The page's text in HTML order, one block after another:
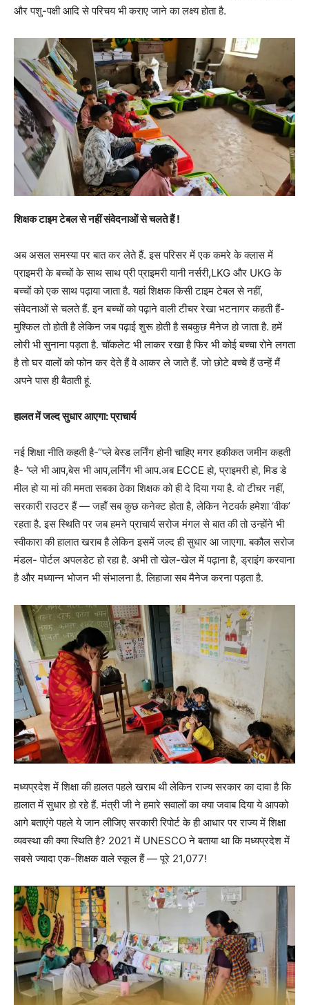
और पशु-पक्षी आदि से परिचय भी कराए जाने का लक्ष्य होता है.
शिक्षक टाइम टेबल से नहीं संवेदनाओं से चलते हैं !
अब असल समस्या पर बात कर लेते हैं. इस परिसर में एक कमरे के क्लास में
प्राइमरी के बच्चों के साथ साथ प्री प्राइमरी यानी नर्सरी,LKG और UKG के
बच्चों को एक साथ पढ़ाया जाता है. यहां शिक्षक किसी टाइम टेबल से नहीं,
संवेदनाओं से चलते हैं. इन बच्चों को पढ़ाने वाली टीचर रेखा भटनागर कहती हैं-
मुश्किल तो होती है लेकिन जब पढ़ाई शुरू होती है सबकुछ मैनेज हो जाता है. हमें
लोरी भी सुनाना पड़ता है. चॉकलेट भी लाकर रखा है फिर भी कोई बच्चा रोने लगता
है तो घर वालों को फोन कर देते हैं वे आकर ले जाते हैं. जो छोटे बच्चे हैं उन्हें मैं
अपने पास ही बैठाती हूं.
हालत में जल्द सुधार आएगा: प्राचार्य
नई शिक्षा नीति कहती है-“प्ले बेस्ड लर्निंग होनी चाहिए मगर हकीकत जमीन कहती
है- ‘प्ले भी आप,बेस भी आप,लर्निंग भी आप.अब ECCE हो, प्राइमरी हो, मिड डे
मील हो या मां की ममता सबका ठेका शिक्षक को ही दे दिया गया है. वो टीचर नहीं,
सरकारी राउटर हैं — जहाँ सब कुछ कनेक्ट होता है, लेकिन नेटवर्क हमेशा ‘वीक’
रहता है. इस स्थिति पर जब हमने प्राचार्य सरोज मंगल से बात की तो उन्होंने भी
स्वीकारा की हालात खराब है लेकिन इसमें जल्द ही सुधार आ जाएगा. बकौल सरोज
मंडल- पोर्टल अपलडेट हो रहा है. अभी तो खेल-खेल में पढ़ाना है, ड्राइंग करवाना
है और मध्यान्न भोजन भी संभालना है. लिहाजा सब मैनेज करना पड़ता है.
मध्यप्रदेश में शिक्षा की हालत पहले खराब थी लेकिन राज्य सरकार का दावा है कि
हालात में सुधार हो रहे हैं. मंत्री जी ने हमारे सवालों का क्या जवाब दिया ये आपको
आगे बताएंगे पहले ये जान लीजिए सरकारी रिपोर्ट के ही आधार पर राज्य में शिक्षा
व्यवस्था की क्या स्थिति है? 2021 में UNESCO ने बताया था कि मध्यप्रदेश में
सबसे ज्यादा एक-शिक्षक वाले स्कूल हैं — पूरे 21,077!